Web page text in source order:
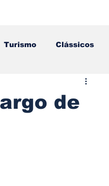
Turismo Clássicos
Testes e Comparativos
de